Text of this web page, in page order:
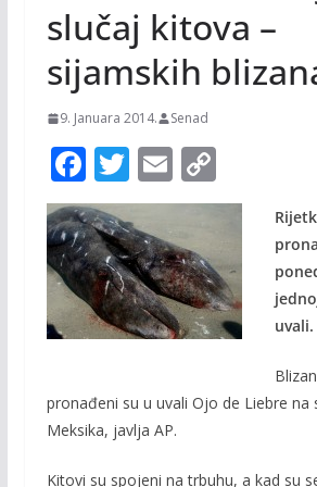
slučaj kitova –
sijamskih
9. Januara 2014. Senad
F
ac
e
b
o
o
T
w
itt
er
E
m
ai
l
C
o
y
Li
n
uvali.
pronađeni su u uvali Ojo de Liebre na
Meksika, javlja AP.
Kitovi su spojeni na trbuhu, a kad su